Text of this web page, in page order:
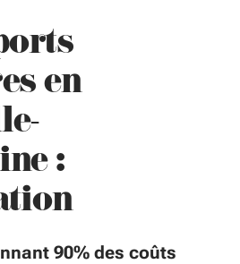
en
:
90% des coûts